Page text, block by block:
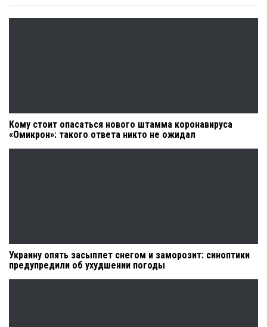
Кому стоит опасаться нового штамма коронавируса
«Омикрон»: такого ответа никто не ожидал
Украину опять засыплет снегом и заморозит: синоптики
предупредили об ухудшении погоды